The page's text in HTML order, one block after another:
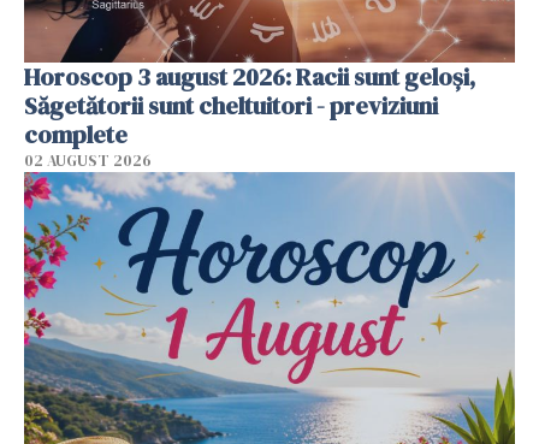
Horoscop 3 august 2026: Racii sunt geloși,
Săgetătorii sunt cheltuitori - previziuni
complete
02 AUGUST 2026